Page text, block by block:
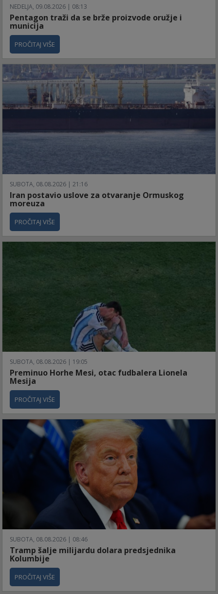
NEDELJA, 09.08.2026 | 08:13
Pentagon traži da se brže proizvode oružje i
municija
PROČITAJ VIŠE
SUBOTA, 08.08.2026 | 21:16
Iran postavio uslove za otvaranje Ormuskog
moreuza
PROČITAJ VIŠE
SUBOTA, 08.08.2026 | 19:05
Preminuo Horhe Mesi, otac fudbalera Lionela
Mesija
PROČITAJ VIŠE
SUBOTA, 08.08.2026 | 08:46
Tramp šalje milijardu dolara predsjednika
Kolumbije
PROČITAJ VIŠE